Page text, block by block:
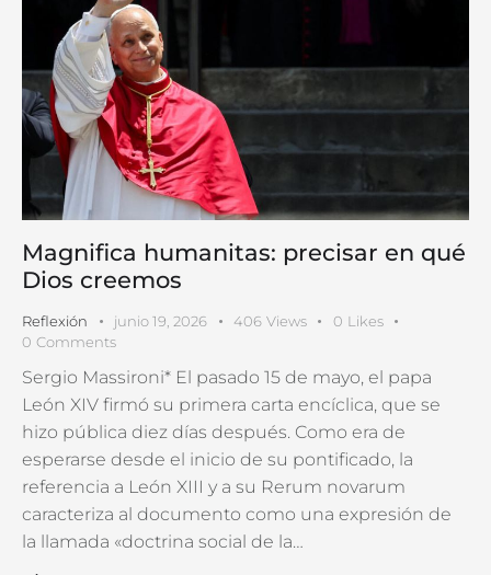
Magnifica humanitas: precisar en qué
Dios creemos
Reflexión junio 19, 2026 406 Views 0 Likes
0 Comments
Sergio Massironi* El pasado 15 de mayo, el papa
León XIV firmó su primera carta encíclica, que se
hizo pública diez días después. Como era de
esperarse desde el inicio de su pontificado, la
referencia a León XIII y a su Rerum novarum
caracteriza al documento como una expresión de
la llamada «doctrina social de la…